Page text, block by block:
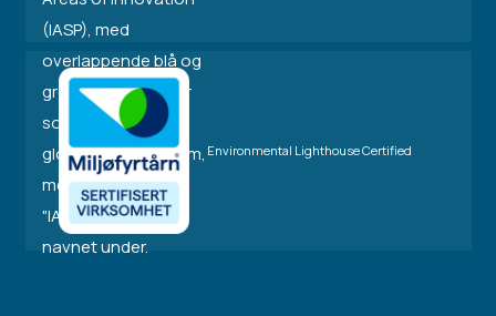
Environmental Lighthouse Certified